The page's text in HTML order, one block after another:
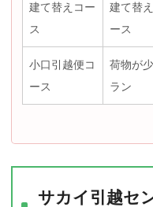
建て替えコー
ス
建て替
ース
小口引越便コ
ース
荷物が
ラン
サカイ引越セ